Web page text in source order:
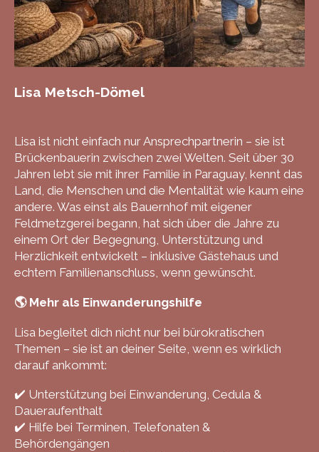
Lisa Metsch-Dömel
Lisa ist nicht einfach nur Ansprechpartnerin – sie ist
Brückenbauerin zwischen zwei Welten. Seit über 30
Jahren lebt sie mit ihrer Familie in Paraguay, kennt das
Land, die Menschen und die Mentalität wie kaum eine
andere. Was einst als Bauernhof mit eigener
Feldmetzgerei begann, hat sich über die Jahre zu
einem Ort der Begegnung, Unterstützung und
Herzlichkeit entwickelt – inklusive Gästehaus und
echtem Familienanschluss, wenn gewünscht.
🌎 Mehr als Einwanderungshilfe
Lisa begleitet dich nicht nur bei bürokratischen
Themen – sie ist an deiner Seite, wenn es wirklich
darauf ankommt:
✔️ Unterstützung bei Einwanderung, Cedula &
Daueraufenthalt
✔️ Hilfe bei Terminen, Telefonaten &
Behördengängen